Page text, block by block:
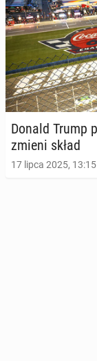
Donald Trump
zmieni skład
17 lipca 2025, 13:15